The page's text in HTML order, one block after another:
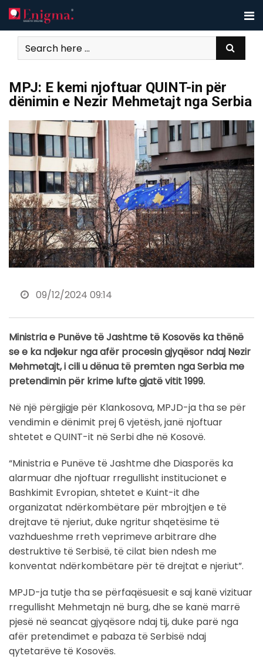
Skip
to
content
MPJ: E kemi njoftuar QUINT-in për
dënimin e Nezir Mehmetajt nga Serbia
09/12/2024 09:14
Ministria e Punëve të Jashtme të Kosovës ka thënë
se e ka ndjekur nga afër procesin gjyqësor ndaj Nezir
Mehmetajt, i cili u dënua të premten nga Serbia me
pretendimin për krime lufte gjatë vitit 1999.
Në një përgjigje për Klankosova, MPJD-ja tha se për
vendimin e dënimit prej 6 vjetësh, janë njoftuar
shtetet e QUINT-it në Serbi dhe në Kosovë.
“Ministria e Punëve të Jashtme dhe Diasporës ka
alarmuar dhe njoftuar rregullisht institucionet e
Bashkimit Evropian, shtetet e Kuint-it dhe
organizatat ndërkombëtare për mbrojtjen e të
drejtave të njeriut, duke ngritur shqetësime të
vazhdueshme rreth veprimeve arbitrare dhe
destruktive të Serbisë, të cilat bien ndesh me
konventat ndërkombëtare për të drejtat e njeriut”.
MPJD-ja tutje tha se përfaqësuesit e saj kanë vizituar
rregullisht Mehmetajn në burg, dhe se kanë marrë
pjesë në seancat gjyqësore ndaj tij, duke parë nga
afër pretendimet e pabaza të Serbisë ndaj
qytetarëve të Kosovës.